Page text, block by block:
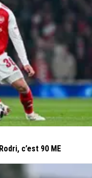
c’est 90 ME